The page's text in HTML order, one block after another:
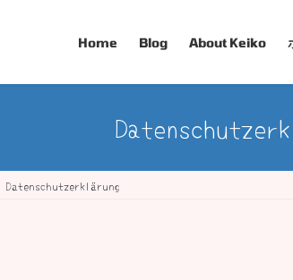
Home Blog About Keiko
Datenschutzerklärung